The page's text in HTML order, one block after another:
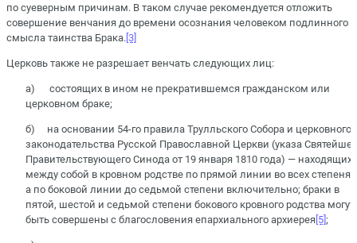
по суеверным причинам. В таком случае рекомендуется отложить
совершение венчания до времени осознания человеком подлинного
смысла таинства Брака. [3]
Церковь также не разрешает венчать следующих лиц:
а) состоящих в ином не прекратившемся гражданском или
церковном браке;
б) на основании 54-го правила Трулльского Собора и церковного
законодательства Русской Православной Церкви (указа
Правительствующего Синода от 19 января 1810 года) —
между собой в кровном родстве по прямой линии во всех степенях
а по боковой линии до седьмой степени включительно; браки в
пятой, шестой и седьмой степени бокового кровного родства могут
быть совершены с благословения епархиального архиерея [5] ;